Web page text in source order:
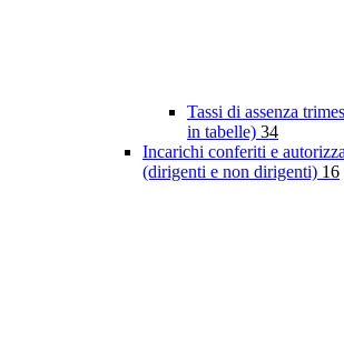
Tassi di assenza
in tabelle) 34
Incarichi conferiti e
(dirigenti e non dirigenti) 16